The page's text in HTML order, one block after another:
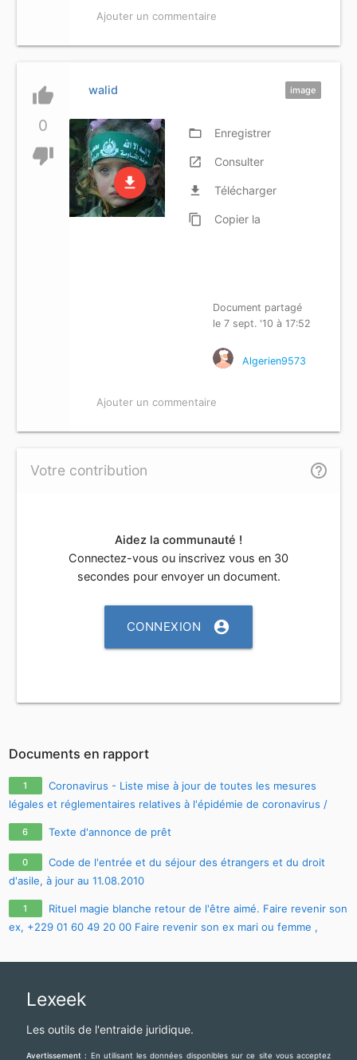
Ajouter un commentaire
thumb_up
0
thumb_down
image
walid
file_download
folder_open Enregistrer
launch Consulter
file_download Télécharger
content_copy Copier la
Document partagé
le 7 sept. '10 à 17:52
Algerien9573
Ajouter un commentaire
Votre contribution help_outline
Aidez la communauté !
Connectez-vous ou inscrivez vous en 30
secondes pour envoyer un document.
CONNEXION account_circle
Documents en rapport
1
Coronavirus - Liste mise à jour de toutes les mesures
légales et réglementaires relatives à l'épidémie de coronavirus /
covid-19 / sars-cov-2
6 Texte d'annonce de prêt
0
Code de l'entrée et du séjour des étrangers et du droit
d'asile, à jour au 11.08.2010
1
Rituel magie blanche retour de l'être aimé. Faire revenir son
ex, +229 01 60 49 20 00 Faire revenir son ex mari ou femme ,
Lexeek
Les outils de l'entraide juridique.
Avertissement : En utilisant les données disponibles sur ce site vous acceptez